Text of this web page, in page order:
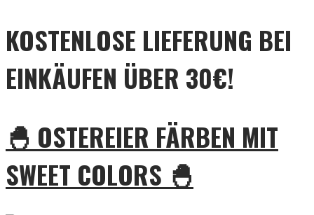
KOSTENLOSE LIEFERUNG BEI
EINKÄUFEN ÜBER 30€!
🐣 OSTEREIER FÄRBEN MIT
SWEET COLORS 🐣